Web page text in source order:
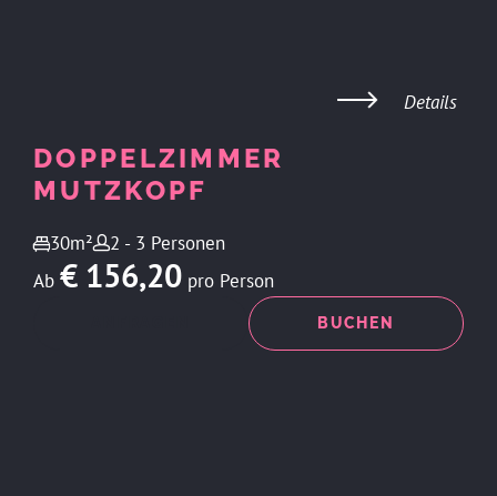
DOPPELZIMMER
MUTZKOPF
30m²
2 - 3 Personen
Ab € 156,20 pro Person
BUCHEN
Details